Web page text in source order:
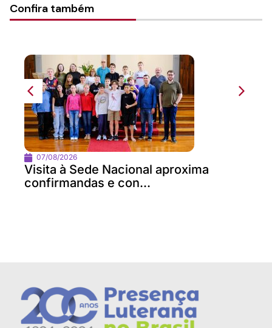
Confira também
07/08/2026
Visita à Sede Nacional aproxima
confirmandas e con...